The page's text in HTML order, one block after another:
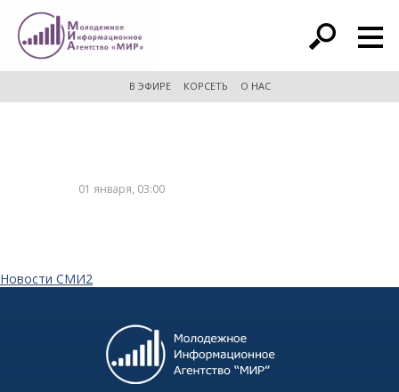
расширенный поиск
В ЭФИРЕ КОРСЕТЬ О НАС
01 января, 03:00
Новости СМИ2